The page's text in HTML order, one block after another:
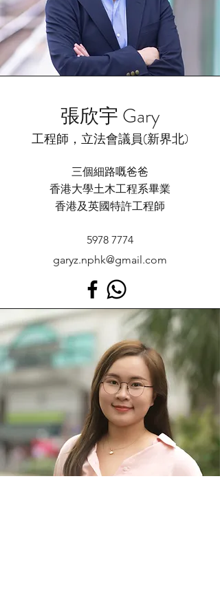
張欣宇 Gary
工程師，立法會議員(新界北)
三個細路嘅爸爸
香港大學土木工程系畢業
香港及英國特許工程師
5978 7774
garyz.nphk@gmail.com